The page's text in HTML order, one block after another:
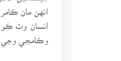
انهن مان
انسان وٽ
وڪامجي وڃي